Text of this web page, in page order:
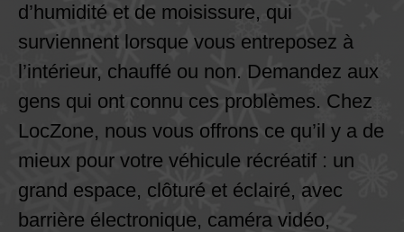
d’humidité et de moisissure, qui
surviennent lorsque vous entreposez à
l’intérieur, chauffé ou non. Demandez aux
gens qui ont connu ces problèmes. Chez
LocZone, nous vous offrons ce qu’il y a de
mieux pour votre véhicule récréatif : un
grand espace, clôturé et éclairé, avec
barrière électronique, caméra vidéo,